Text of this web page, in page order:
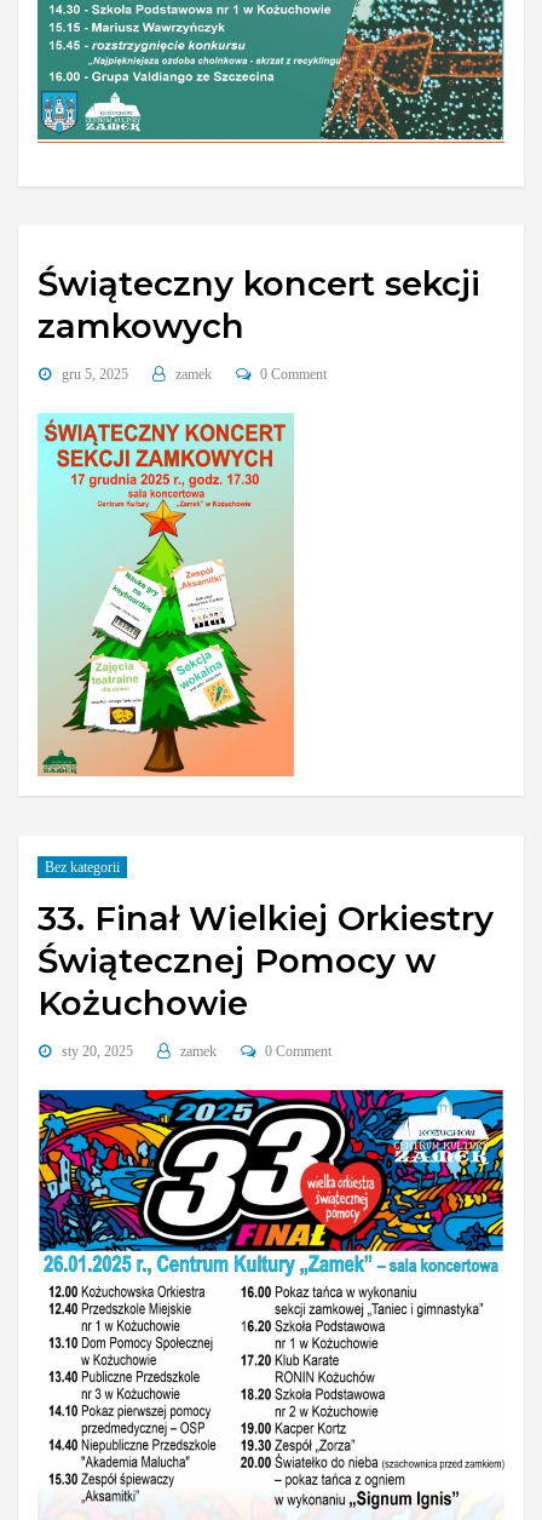
Świąteczny koncert sekcji
zamkowych
gru 5, 2025 zamek 0 Comment
Bez kategorii
33. Finał Wielkiej Orkiestry
Świątecznej Pomocy w
Kożuchowie
sty 20, 2025 zamek 0 Comment